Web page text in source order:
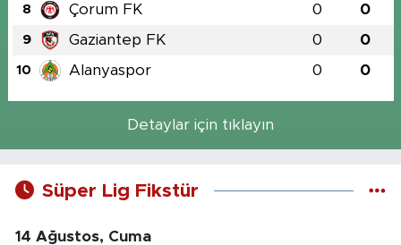
8 Çorum FK 0 0
9 Gaziantep FK 0 0
10 Alanyaspor 0 0
Detaylar için tıklayın
Süper Lig Fikstür
14 Ağustos, Cuma